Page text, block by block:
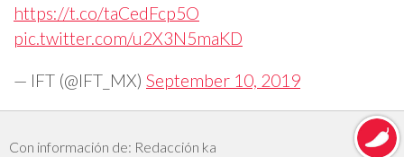
https://t.co/taCedFcp5O
pic.twitter.com/u2X3N5maKD
— IFT (@IFT_MX) September 10, 2019
Con información de: Redacción ka